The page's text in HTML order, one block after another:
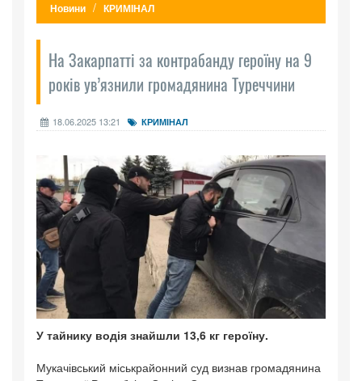
Новини КРИМІНАЛ
На Закарпатті за контрабанду героїну на 9
років ув’язнили громадянина Туреччини
18.06.2025 13:21 КРИМІНАЛ
У тайнику водія знайшли 13,6 кг героїну.
Мукачівський міськрайонний суд визнав громадянина